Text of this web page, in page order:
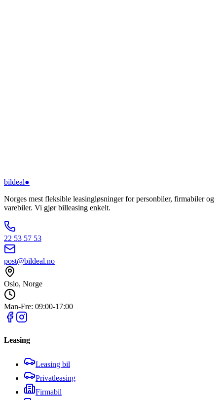
bildeal●
Norges mest fleksible leasingløsninger for personbiler, firmabiler og
varebiler. Vi gjør billeasing enkelt.
22 53 57 53
post@bildeal.no
Oslo, Norge
Man-Fre: 09:00-17:00
Leasing
Leasing bil
Privatleasing
Firmabil